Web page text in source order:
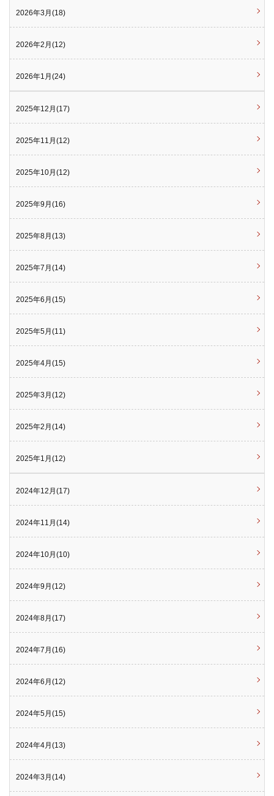
2026年3月(18)
2026年2月(12)
2026年1月(24)
2025年12月(17)
2025年11月(12)
2025年10月(12)
2025年9月(16)
2025年8月(13)
2025年7月(14)
2025年6月(15)
2025年5月(11)
2025年4月(15)
2025年3月(12)
2025年2月(14)
2025年1月(12)
2024年12月(17)
2024年11月(14)
2024年10月(10)
2024年9月(12)
2024年8月(17)
2024年7月(16)
2024年6月(12)
2024年5月(15)
2024年4月(13)
2024年3月(14)